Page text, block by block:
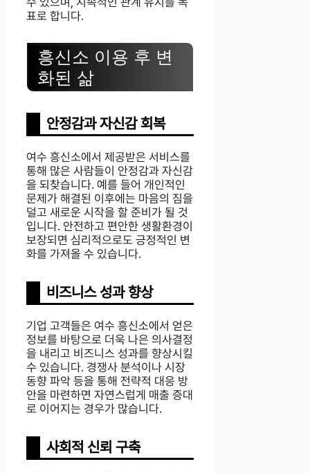
표로 합니다.
흥신소 이용 후 변
화된 삶
안정감과 자신감 회복
여수 흥신소에서 제공받은 서비스를
통해 많은 사람들이 안정감과 자신감
을 되찾습니다. 예를 들어 개인적인
문제가 해결된 이후에는 마음의 짐을
덜고 새로운 시작을 할 준비가 될 것
입니다. 안전하고 편안한 생활환경이
보장되면 심리적으로도 긍정적인 변
화를 가져올 수 있습니다.
비즈니스 성과 향상
기업 고객들은 여수 흥신소에서 얻은
정보를 바탕으로 더욱 나은 의사결정
을 내리고 비즈니스 성과를 향상시킬
수 있습니다. 경쟁사 분석이나 시장
동향 파악 등을 통해 전략적 대응 방
안을 마련하면 자연스럽게 매출 증대
로 이어지는 경우가 많습니다.
사회적 신뢰 구축